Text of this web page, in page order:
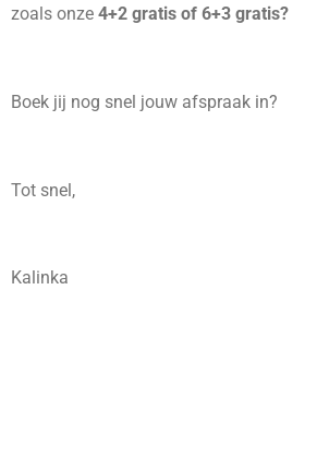
zoals onze 4+2 gratis of 6+3 gratis?
Boek jij nog snel jouw afspraak in?
Tot snel,
Kalinka